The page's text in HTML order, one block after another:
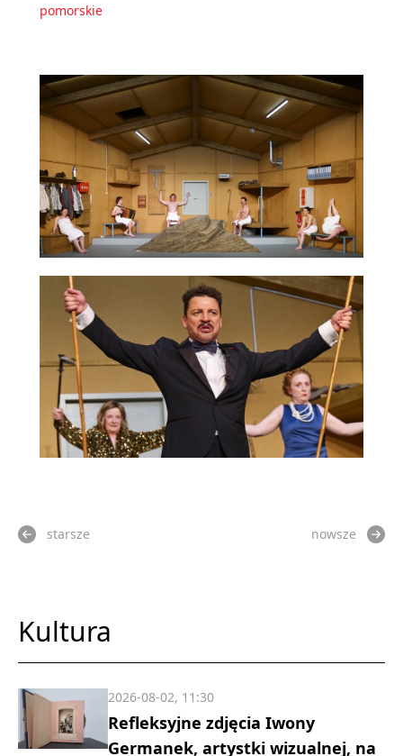
pomorskie
starsze nowsze
Kultura
Refleksyjne zdjęcia Iwony
Germanek, artystki wizualnej, na
2026-08-02, 11:30